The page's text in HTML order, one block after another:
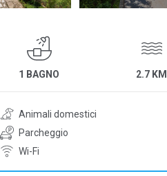
1 BAGNO 2.7 KM
Animali domestici
Parcheggio
Wi-Fi